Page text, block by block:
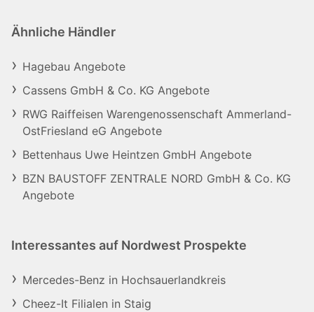
Ähnliche Händler
Hagebau Angebote
Cassens GmbH & Co. KG Angebote
RWG Raiffeisen Warengenossenschaft Ammerland-
OstFriesland eG Angebote
Bettenhaus Uwe Heintzen GmbH Angebote
BZN BAUSTOFF ZENTRALE NORD GmbH & Co. KG
Angebote
Interessantes auf Nordwest Prospekte
Mercedes-Benz in Hochsauerlandkreis
Cheez-It Filialen in Staig